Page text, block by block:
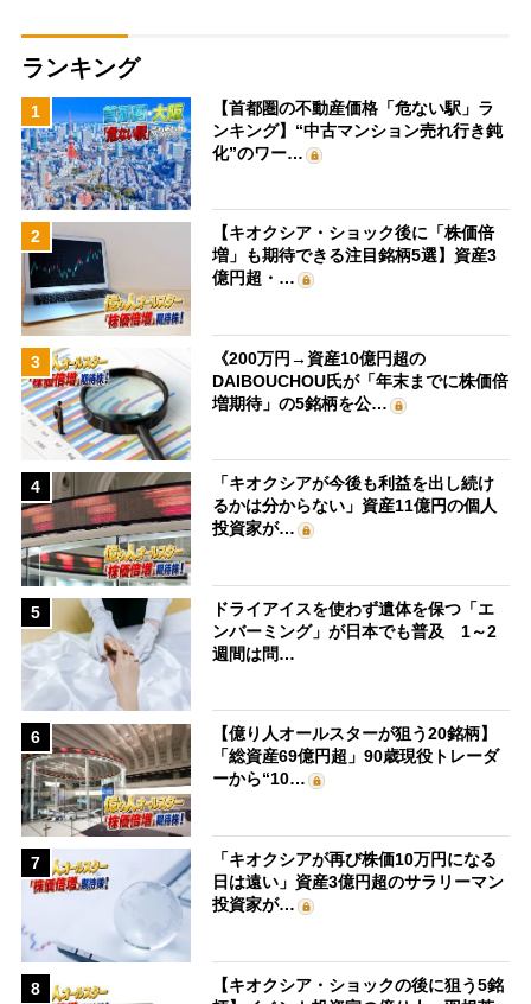
ランキング
1
【首都圏の不動産価格「危ない駅」ラ
ンキング】“中古マンション売れ行き鈍
化”のワー…
2
【キオクシア・ショック後に「株価倍
増」も期待できる注目銘柄5選】資産3
億円超・…
3
《200万円→資産10億円超の
DAIBOUCHOU氏が「年末までに株価倍
増期待」の5銘柄を公…
4
「キオクシアが今後も利益を出し続け
るかは分からない」資産11億円の個人
投資家が…
5
ドライアイスを使わず遺体を保つ「エ
ンバーミング」が日本でも普及 1～2
週間は問…
6
【億り人オールスターが狙う20銘柄】
「総資産69億円超」90歳現役トレーダ
ーから“10…
7
「キオクシアが再び株価10万円になる
日は遠い」資産3億円超のサラリーマン
投資家が…
8
【キオクシア・ショックの後に狙う5銘